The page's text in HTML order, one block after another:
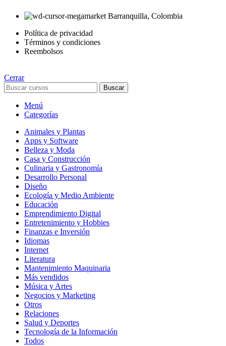
Barranquilla, Colombia
Política de privacidad
Términos y condiciones
Reembolsos
Cerrar
Buscar
Menú
Categorías
Animales y Plantas
Apps y Software
Belleza y Moda
Casa y Construcción
Culinaria y Gastronomía
Desarrollo Personal
Diseño
Ecología y Medio Ambiente
Educación
Emprendimiento Digital
Entretenimiento y Hobbies
Finanzas e Inversión
Idiomas
Internet
Literatura
Mantenimiento Maquinaria
Más vendidos
Música y Artes
Negocios y Marketing
Otros
Relaciones
Salud y Deportes
Tecnología de la Información
Todos